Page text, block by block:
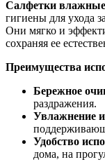
Салфетки влажные
гигиены для ухода
Они мягко и
сохраняя ее
Преимущества
Бережное
раздражения.
Увлажнение
Удобство
дома, на